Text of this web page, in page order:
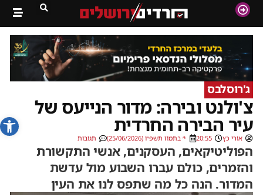
פתח
ג'רוסלבס
צ'ולנט ובירה: מדור הנייעס של
עיר הבירה החרדית
אורי כץ 20:55 י׳ בתמוז תשפ״ו (25/06/2026) תגובות
הפוליטיקאים, העסקנים, אנשי התקשורת
והזמרים, כולם עברו השבוע מול עדשת
המדור. הנה כל מה שתפס לנו את העין